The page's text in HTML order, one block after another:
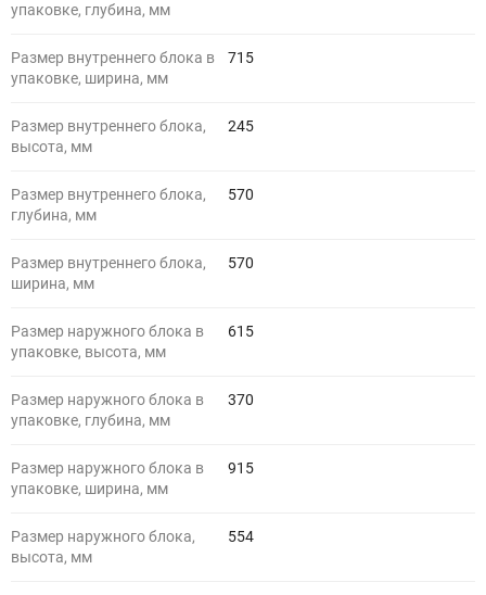
упаковке, глубина, мм
Размер внутреннего блока в
упаковке, ширина, мм
715
Размер внутреннего блока,
высота, мм
245
Размер внутреннего блока,
глубина, мм
570
Размер внутреннего блока,
ширина, мм
570
Размер наружного блока в
упаковке, высота, мм
615
Размер наружного блока в
упаковке, глубина, мм
370
Размер наружного блока в
упаковке, ширина, мм
915
Размер наружного блока,
высота, мм
554